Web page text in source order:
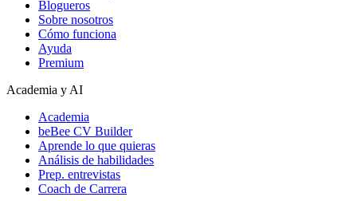
Blogueros
Sobre nosotros
Cómo funciona
Ayuda
Premium
Academia y AI
Academia
beBee CV Builder
Aprende lo que quieras
Análisis de habilidades
Prep. entrevistas
Coach de Carrera